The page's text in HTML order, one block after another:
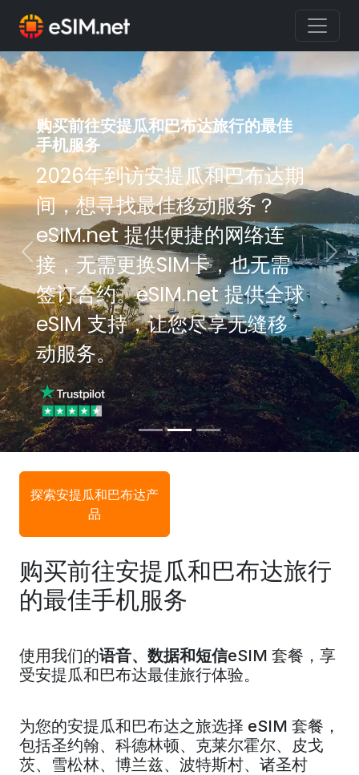
购买前往安提瓜和巴布达旅行的最佳
手机服务
2026年到访安提瓜和巴布达期
间，想寻找最佳移动服务？
eSIM.net 提供便捷的网络连
接，无需更换SIM卡，也无需
签订合约。eSIM.net 提供全球
eSIM 支持，让您尽享无缝移
动服务。
购买前往安提瓜和巴布达旅行的最佳
手机服务
2026年到访安提瓜和巴布达期
间，想寻找最佳移动服务？
eSIM.net 提供便捷的网络连
接，无需更换SIM卡，也无需
签订合约。eSIM.net 提供全球
eSIM 支持，让您尽享无缝移
动服务。
Previous Next
探索安提瓜和巴布达产
品
购买前往安提瓜和巴布达旅行
的最佳手机服务
使用我们的语音、数据和短信eSIM 套餐，享
受安提瓜和巴布达最佳旅行体验。
为您的安提瓜和巴布达之旅选择 eSIM 套餐，
包括圣约翰、 科德林顿、 克莱尔霍尔、 皮戈
茨、 雪松林、 博兰兹、 波特斯村、 诸圣村